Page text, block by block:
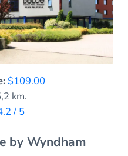
$109.00
km.
/ 5
by Wyndham